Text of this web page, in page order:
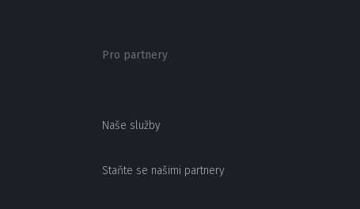
Pro partnery
Naše služby
Staňte se našimi partnery